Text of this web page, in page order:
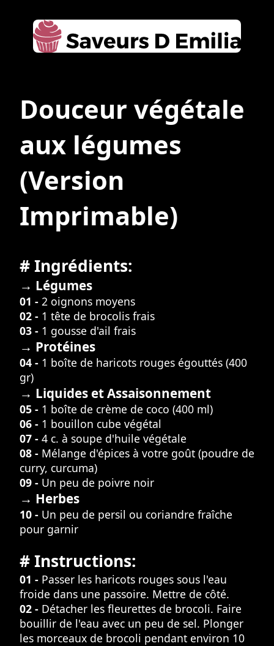
Douceur végétale
aux légumes
(Version
Imprimable)
# Ingrédients:
→ Légumes
01 - 2 oignons moyens
02 - 1 tête de brocolis frais
03 - 1 gousse d'ail frais
→ Protéines
04 - 1 boîte de haricots rouges égouttés (400
gr)
→ Liquides et Assaisonnement
05 - 1 boîte de crème de coco (400 ml)
06 - 1 bouillon cube végétal
07 - 4 c. à soupe d'huile végétale
08 - Mélange d'épices à votre goût (poudre de
curry, curcuma)
09 - Un peu de poivre noir
→ Herbes
10 - Un peu de persil ou coriandre fraîche
pour garnir
# Instructions:
01 - Passer les haricots rouges sous l'eau
froide dans une passoire. Mettre de côté.
02 - Détacher les fleurettes de brocoli. Faire
bouillir de l'eau avec un peu de sel. Plonger
les morceaux de brocoli pendant environ 10